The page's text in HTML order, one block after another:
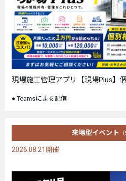
現場施工管理アプリ【現場Plus】
Teamsによる配信
来場型イベント
2026.08.21開催